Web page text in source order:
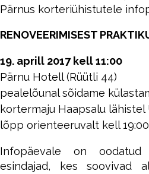
Pärnus korteriühistutele
RENOVEERIMISEST
19. aprill 2017 kell 11:00
Pärnu Hotell (Rüütli 44)
pealelõunal sõidame
kortermaju Haapsalu lähistel
lõpp orienteeruvalt kell 19:00
Infopäevale on oodatud
esindajad, kes soovivad